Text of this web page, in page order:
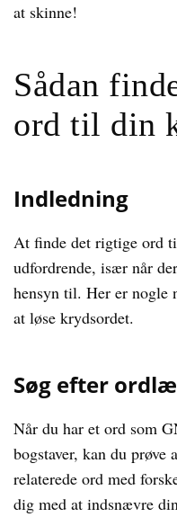
at skinne!
Sådan
ord til din
Indledning
At finde det rigtige ord
udfordrende, især når
hensyn til. Her er
at løse krydsordet.
Søg efter
Når du har et ord som
bogstaver, kan du
relaterede ord med
dig med at indsnævre